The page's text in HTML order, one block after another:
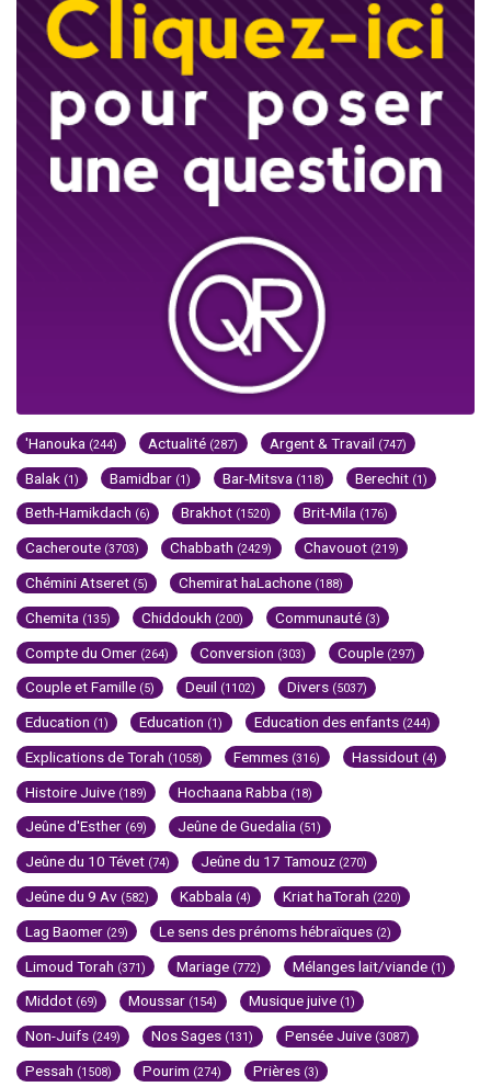
'Hanouka (244) Actualité (287) Argent & Travail (747)
Balak (1) Bamidbar (1) Bar-Mitsva (118) Berechit (1)
Beth-Hamikdach (6) Brakhot (1520) Brit-Mila (176)
Cacheroute (3703) Chabbath (2429) Chavouot (219)
Chémini Atseret (5) Chemirat haLachone (188)
Chemita (135) Chiddoukh (200) Communauté (3)
Compte du Omer (264) Conversion (303) Couple (297)
Couple et Famille (5) Deuil (1102) Divers (5037)
Education (1) Education (1) Education des enfants (244)
Explications de Torah (1058) Femmes (316) Hassidout (4)
Histoire Juive (189) Hochaana Rabba (18)
Jeûne d'Esther (69) Jeûne de Guedalia (51)
Jeûne du 10 Tévet (74) Jeûne du 17 Tamouz (270)
Jeûne du 9 Av (582) Kabbala (4) Kriat haTorah (220)
Lag Baomer (29) Le sens des prénoms hébraïques (2)
Limoud Torah (371) Mariage (772) Mélanges lait/viande (1)
Middot (69) Moussar (154) Musique juive (1)
Non-Juifs (249) Nos Sages (131) Pensée Juive (3087)
Pessah (1508) Pourim (274) Prières (3)